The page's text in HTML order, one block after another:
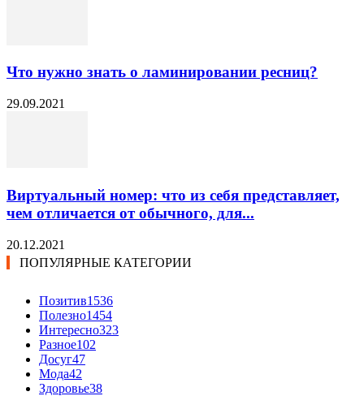
Что нужно знать о ламинировании ресниц?
29.09.2021
Виртуальный номер: что из себя представляет,
чем отличается от обычного, для...
20.12.2021
ПОПУЛЯРНЫЕ КАТЕГОРИИ
Позитив1536
Полезно1454
Интересно323
Разное102
Досуг47
Мода42
Здоровье38